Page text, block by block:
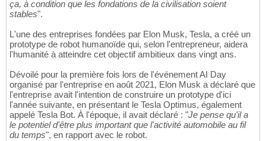
ça, à condition que les fondations de la civilisation soient
stables".
L'une des entreprises fondées par Elon Musk, Tesla, a créé un
prototype de robot humanoïde qui, selon l'entrepreneur, aidera
l'humanité à atteindre cet objectif ambitieux dans vingt ans.
Dévoilé pour la première fois lors de l'événement AI Day
organisé par l'entreprise en août 2021, Elon Musk a déclaré que
l'entreprise avait l'intention de construire un prototype d'ici
l'année suivante, en présentant le Tesla Optimus, également
appelé Tesla Bot. À l'époque, il avait déclaré : "Je pense qu'il a
le potentiel d'être plus important que l'activité automobile au fil
du temps", en rapport avec le robot.